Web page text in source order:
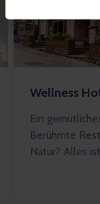
Wellness
Ein
Berühmte
Natur? Alles